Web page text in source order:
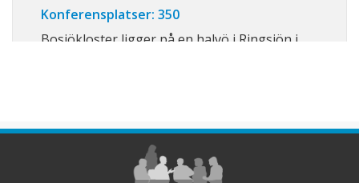
Konferensplatser: 350
Bosjökloster ligger på en halvö i Ringsjön i
inspirerande miljö för möten och
dagkonferenser. • Feststallet är fullt
konferensutrustat – h ...